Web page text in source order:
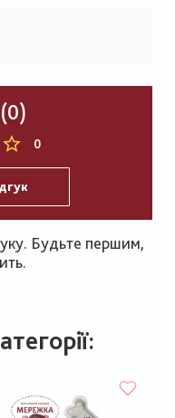
0
Будьте першим,